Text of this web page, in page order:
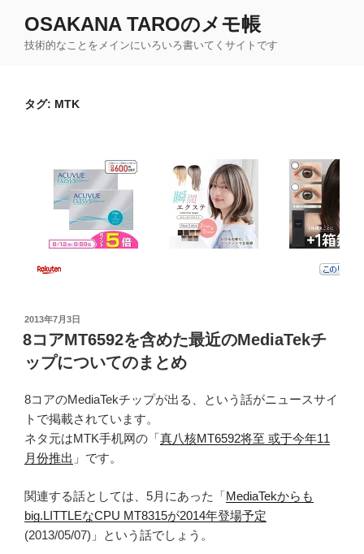
OSAKANA TAROのメモ帳
技術的なことをメインにいろいろ書いてくサイトです
タグ: MTK
投
稿
日:
2013年7月3日
8コアMT6592を含めた最近のMediaTekチ
ップについてのまとめ
8コアのMediaTekチップが出る、という話がニュースサイ
トで掲載されています。
ネタ元はMTK手机网の「真八核MT6592将至 或于今年11
月份推出 」です。
関連する話としては、5月にあった「MediaTekからも
big.LITTLEなCPU MT8315が2014年登場予定
(2013/05/07)」という話でしょう。